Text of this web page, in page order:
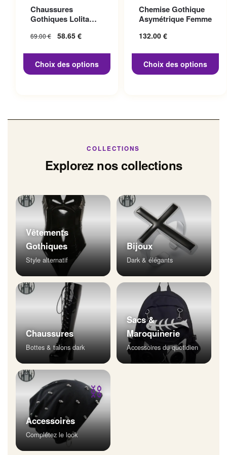
Chaussures
Gothiques Lolita
69.00€
Le prix initial
58.65 €
58.65 €.
Choix des options
variations. Les options
peuvent être choisies sur la
page du produit
Chemise Gothique
Asymétrique Femme
132.00 €
Choix des options
variations. Les options
peuvent être choisies sur la
page du produit
COLLECTIONS
Explorez nos collections
Vêtements
Gothiques
Style alternatif
Bijoux
Dark & élégants
Chaussures
Bottes & talons dark
Sacs &
Maroquinerie
Accessoires du quotidien
⛓
Accessoires
Complétez le look